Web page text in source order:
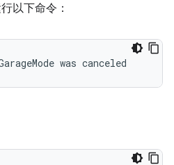
以下命令：
was canceled